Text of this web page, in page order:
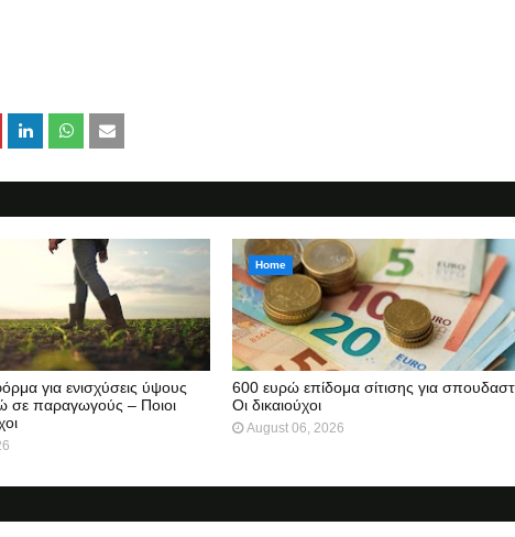
για ενισχύσεις ύψους
σε παραγωγούς – Ποιοι
Home
600 ευρώ επίδομα σίτισης για
Οι δικαιούχοι
August 06, 2026